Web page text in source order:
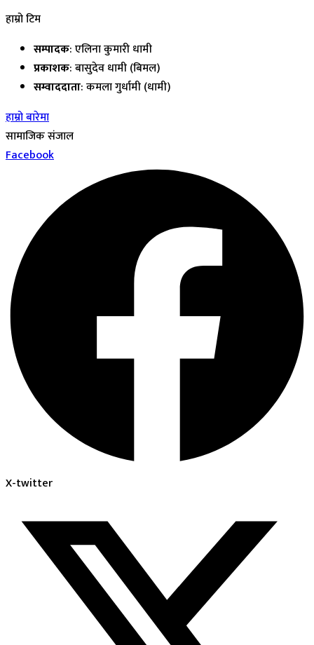
हाम्रो टिम
सम्पादक: एलिना कुमारी धामी
प्रकाशक: बासुदेव धामी (बिमल)
सम्वाददाता: कमला गुर्धामी (धामी)
हाम्रो बारेमा
सामाजिक संजाल
Facebook
X-twitter